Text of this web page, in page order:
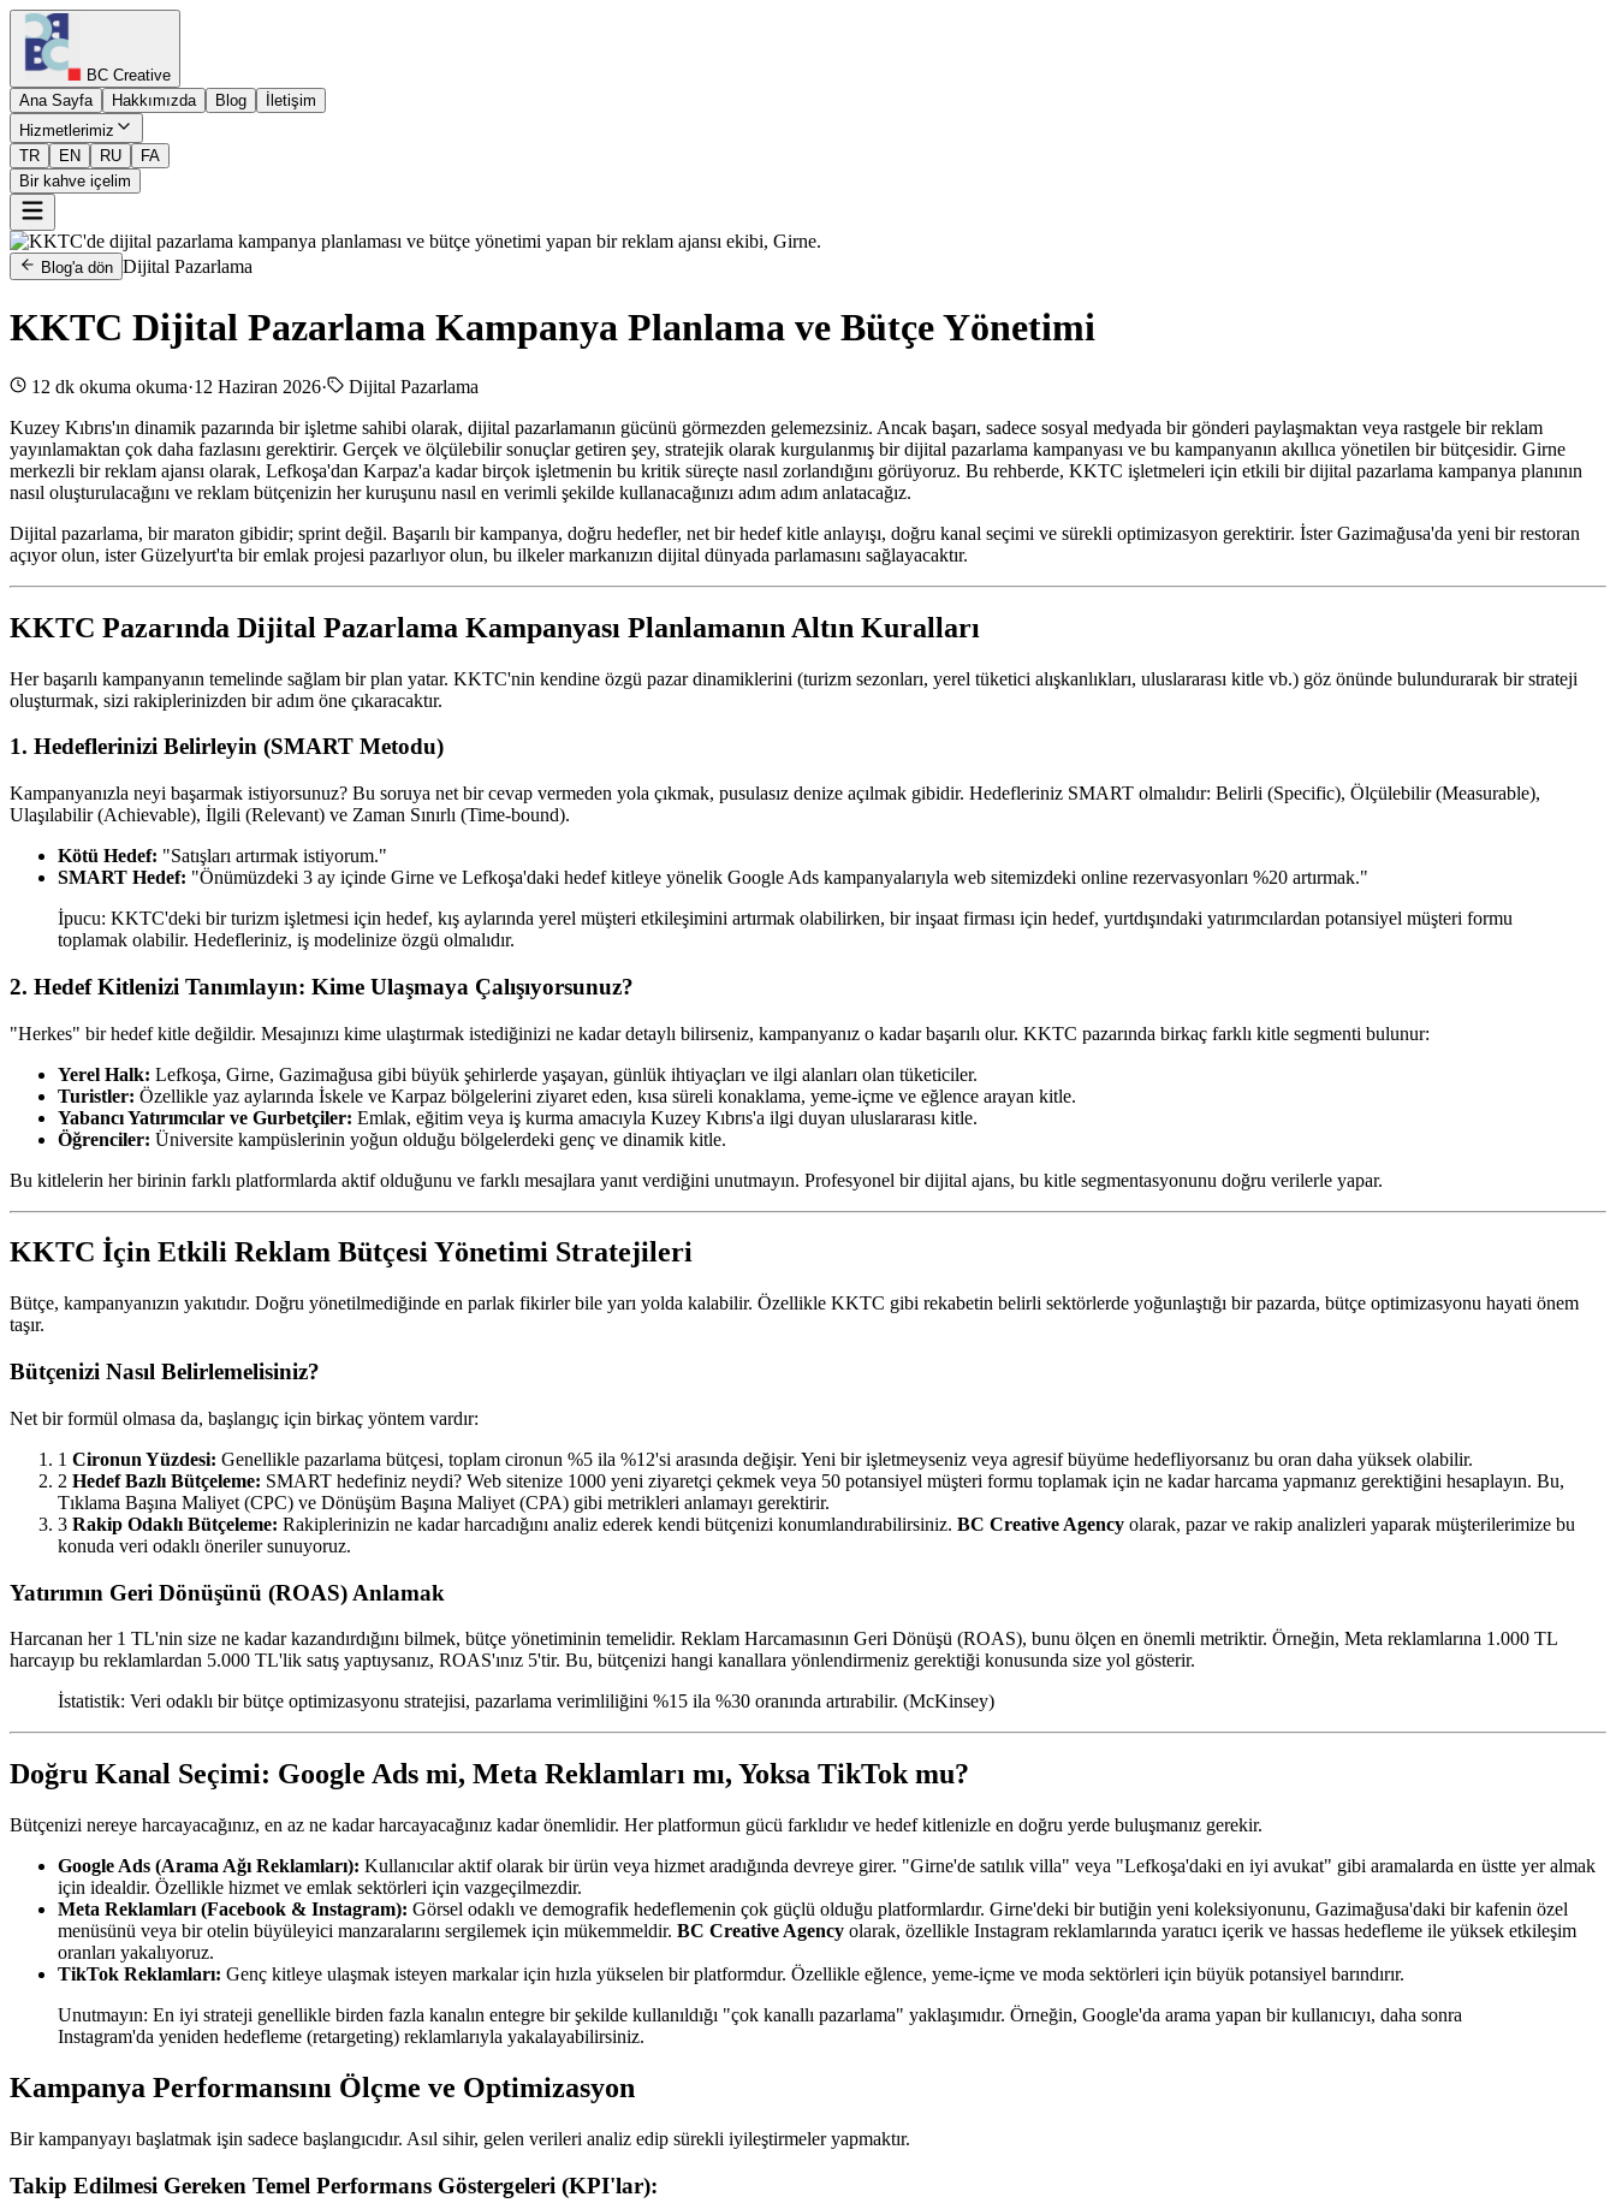
BC Creative
Ana Sayfa
Hakkımızda Blog
İletişim
Hizmetlerimiz
TR
EN RU
FA
Bir kahve içelim
Blog'a dön Dijital Pazarlama
KKTC Dijital Pazarlama Kampanya Planlama ve Bütçe Yönetimi
12 dk okuma okuma·12 Haziran 2026·
Dijital Pazarlama
Kuzey Kıbrıs'ın dinamik pazarında bir işletme sahibi olarak, dijital pazarlamanın gücünü görmezden gelemezsiniz. Ancak başarı, sadece sosyal medyada bir gönderi paylaşmaktan veya rastgele bir reklam
yayınlamaktan çok daha fazlasını gerektirir. Gerçek ve ölçülebilir sonuçlar getiren şey, stratejik olarak kurgulanmış bir dijital pazarlama kampanyası ve bu kampanyanın akıllıca yönetilen bir bütçesidir. Girne
merkezli bir reklam ajansı olarak, Lefkoşa'dan Karpaz'a kadar birçok işletmenin bu kritik süreçte nasıl zorlandığını görüyoruz. Bu rehberde, KKTC işletmeleri için etkili bir dijital pazarlama kampanya planının
nasıl oluşturulacağını ve reklam bütçenizin her kuruşunu nasıl en verimli şekilde kullanacağınızı adım adım anlatacağız.
Dijital pazarlama, bir maraton gibidir; sprint değil. Başarılı bir kampanya, doğru hedefler, net bir hedef kitle anlayışı, doğru kanal seçimi ve sürekli optimizasyon gerektirir. İster Gazimağusa'da yeni bir restoran
açıyor olun, ister Güzelyurt'ta bir emlak projesi pazarlıyor olun, bu ilkeler markanızın dijital dünyada parlamasını sağlayacaktır.
KKTC Pazarında Dijital Pazarlama Kampanyası Planlamanın Altın Kuralları
Her başarılı kampanyanın temelinde sağlam bir plan yatar. KKTC'nin kendine özgü pazar dinamiklerini (turizm sezonları, yerel tüketici alışkanlıkları, uluslararası kitle vb.) göz önünde bulundurarak bir strateji
oluşturmak, sizi rakiplerinizden bir adım öne çıkaracaktır.
1. Hedeflerinizi Belirleyin (SMART Metodu)
Kampanyanızla neyi başarmak istiyorsunuz? Bu soruya net bir cevap vermeden yola çıkmak, pusulasız denize açılmak gibidir. Hedefleriniz SMART olmalıdır: Belirli (Specific), Ölçülebilir (Measurable),
Ulaşılabilir (Achievable), İlgili (Relevant) ve Zaman Sınırlı (Time-bound).
Kötü Hedef: "Satışları artırmak istiyorum."
SMART Hedef: "Önümüzdeki 3 ay içinde Girne ve Lefkoşa'daki hedef kitleye yönelik Google Ads kampanyalarıyla web sitemizdeki online rezervasyonları %20 artırmak."
İpucu: KKTC'deki bir turizm işletmesi için hedef, kış aylarında yerel müşteri etkileşimini artırmak olabilirken, bir inşaat firması için hedef, yurtdışındaki yatırımcılardan potansiyel müşteri formu
toplamak olabilir. Hedefleriniz, iş modelinize özgü olmalıdır.
2. Hedef Kitlenizi Tanımlayın: Kime Ulaşmaya Çalışıyorsunuz?
"Herkes" bir hedef kitle değildir. Mesajınızı kime ulaştırmak istediğinizi ne kadar detaylı bilirseniz, kampanyanız o kadar başarılı olur. KKTC pazarında birkaç farklı kitle segmenti bulunur:
Yerel Halk: Lefkoşa, Girne, Gazimağusa gibi büyük şehirlerde yaşayan, günlük ihtiyaçları ve ilgi alanları olan tüketiciler.
Turistler: Özellikle yaz aylarında İskele ve Karpaz bölgelerini ziyaret eden, kısa süreli konaklama, yeme-içme ve eğlence arayan kitle.
Yabancı Yatırımcılar ve Gurbetçiler: Emlak, eğitim veya iş kurma amacıyla Kuzey Kıbrıs'a ilgi duyan uluslararası kitle.
Öğrenciler: Üniversite kampüslerinin yoğun olduğu bölgelerdeki genç ve dinamik kitle.
Bu kitlelerin her birinin farklı platformlarda aktif olduğunu ve farklı mesajlara yanıt verdiğini unutmayın. Profesyonel bir dijital ajans, bu kitle segmentasyonunu doğru verilerle yapar.
KKTC İçin Etkili Reklam Bütçesi Yönetimi Stratejileri
Bütçe, kampanyanızın yakıtıdır. Doğru yönetilmediğinde en parlak fikirler bile yarı yolda kalabilir. Özellikle KKTC gibi rekabetin belirli sektörlerde yoğunlaştığı bir pazarda, bütçe optimizasyonu hayati önem
taşır.
Bütçenizi Nasıl Belirlemelisiniz?
Net bir formül olmasa da, başlangıç için birkaç yöntem vardır:
1 Cironun Yüzdesi: Genellikle pazarlama bütçesi, toplam cironun %5 ila %12'si arasında değişir. Yeni bir işletmeyseniz veya agresif büyüme hedefliyorsanız bu oran daha yüksek olabilir.
2 Hedef Bazlı Bütçeleme: SMART hedefiniz neydi? Web sitenize 1000 yeni ziyaretçi çekmek veya 50 potansiyel müşteri formu toplamak için ne kadar harcama yapmanız gerektiğini hesaplayın. Bu,
Tıklama Başına Maliyet (CPC) ve Dönüşüm Başına Maliyet (CPA) gibi metrikleri anlamayı gerektirir.
3 Rakip Odaklı Bütçeleme: Rakiplerinizin ne kadar harcadığını analiz ederek kendi bütçenizi konumlandırabilirsiniz. BC Creative Agency olarak, pazar ve rakip analizleri yaparak müşterilerimize bu
konuda veri odaklı öneriler sunuyoruz.
Yatırımın Geri Dönüşünü (ROAS) Anlamak
Harcanan her 1 TL'nin size ne kadar kazandırdığını bilmek, bütçe yönetiminin temelidir. Reklam Harcamasının Geri Dönüşü (ROAS), bunu ölçen en önemli metriktir. Örneğin, Meta reklamlarına 1.000 TL
harcayıp bu reklamlardan 5.000 TL'lik satış yaptıysanız, ROAS'ınız 5'tir. Bu, bütçenizi hangi kanallara yönlendirmeniz gerektiği konusunda size yol gösterir.
İstatistik: Veri odaklı bir bütçe optimizasyonu stratejisi, pazarlama verimliliğini %15 ila %30 oranında artırabilir. (McKinsey)
Doğru Kanal Seçimi: Google Ads mi, Meta Reklamları mı, Yoksa TikTok mu?
Bütçenizi nereye harcayacağınız, en az ne kadar harcayacağınız kadar önemlidir. Her platformun gücü farklıdır ve hedef kitlenizle en doğru yerde buluşmanız gerekir.
Google Ads (Arama Ağı Reklamları): Kullanıcılar aktif olarak bir ürün veya hizmet aradığında devreye girer. "Girne'de satılık villa" veya "Lefkoşa'daki en iyi avukat" gibi aramalarda en üstte yer almak
için idealdir. Özellikle hizmet ve emlak sektörleri için vazgeçilmezdir.
Meta Reklamları (Facebook & Instagram): Görsel odaklı ve demografik hedeflemenin çok güçlü olduğu platformlardır. Girne'deki bir butiğin yeni koleksiyonunu, Gazimağusa'daki bir kafenin özel
menüsünü veya bir otelin büyüleyici manzaralarını sergilemek için mükemmeldir. BC Creative Agency olarak, özellikle Instagram reklamlarında yaratıcı içerik ve hassas hedefleme ile yüksek etkileşim
oranları yakalıyoruz.
TikTok Reklamları: Genç kitleye ulaşmak isteyen markalar için hızla yükselen bir platformdur. Özellikle eğlence, yeme-içme ve moda sektörleri için büyük potansiyel barındırır.
Unutmayın: En iyi strateji genellikle birden fazla kanalın entegre bir şekilde kullanıldığı "çok kanallı pazarlama" yaklaşımıdır. Örneğin, Google'da arama yapan bir kullanıcıyı, daha sonra
Instagram'da yeniden hedefleme (retargeting) reklamlarıyla yakalayabilirsiniz.
Kampanya Performansını Ölçme ve Optimizasyon
Bir kampanyayı başlatmak işin sadece başlangıcıdır. Asıl sihir, gelen verileri analiz edip sürekli iyileştirmeler yapmaktır.
Takip Edilmesi Gereken Temel Performans Göstergeleri (KPI'lar):